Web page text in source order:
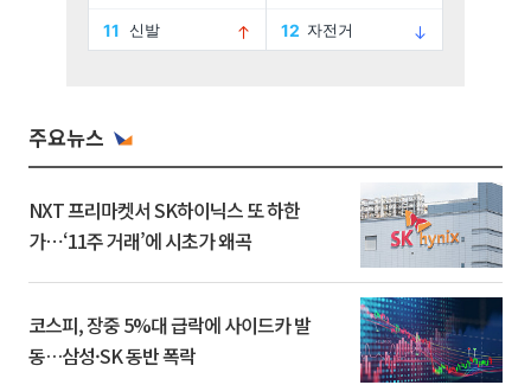
주요뉴스
NXT 프리마켓서 SK하이닉스 또 하한
가⋯‘11주 거래’에 시초가 왜곡
코스피, 장중 5%대 급락에 사이드카 발
동…삼성·SK 동반 폭락